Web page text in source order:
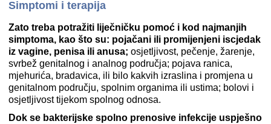
Simptomi i terapija
Zato treba potražiti liječničku pomoć i kod najmanjih
simptoma, kao što su: pojačani ili promijenjeni iscjedak
iz vagine, penisa ili anusa; osjetljivost, pečenje, žarenje,
svrbež genitalnog i analnog područja; pojava ranica,
mjehurića, bradavica, ili bilo kakvih izraslina i promjena u
genitalnom području, spolnim organima ili ustima; bolovi i
osjetljivost tijekom spolnog odnosa.
Dok se bakterijske spolno prenosive infekcije uspješno